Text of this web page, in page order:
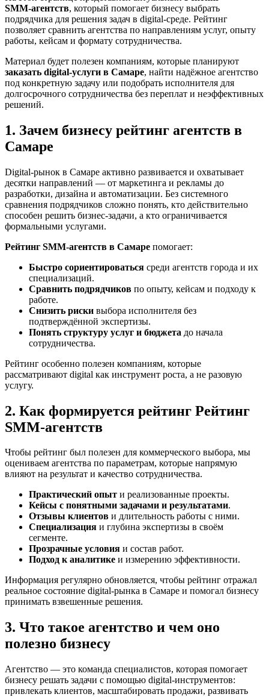
SMM‑агентств, который помогает бизнесу выбрать
подрядчика для решения задач в digital-среде. Рейтинг
позволяет сравнить агентства по направлениям услуг, опыту
работы, кейсам и формату сотрудничества.
Материал будет полезен компаниям, которые планируют
заказать digital-услуги в Самаре, найти надёжное агентство
под конкретную задачу или подобрать исполнителя для
долгосрочного сотрудничества без переплат и неэффективных
решений.
1. Зачем бизнесу рейтинг агентств в
Самаре
Digital-рынок в Самаре активно развивается и охватывает
десятки направлений — от маркетинга и рекламы до
разработки, дизайна и автоматизации. Без системного
сравнения подрядчиков сложно понять, кто действительно
способен решить бизнес-задачи, а кто ограничивается
формальными услугами.
Рейтинг SMM‑агентств в Самаре помогает:
Быстро сориентироваться среди агентств города и их
специализаций.
Сравнить подрядчиков по опыту, кейсам и подходу к
работе.
Снизить риски выбора исполнителя без
подтверждённой экспертизы.
Понять структуру услуг и бюджета до начала
сотрудничества.
Рейтинг особенно полезен компаниям, которые
рассматривают digital как инструмент роста, а не разовую
услугу.
2. Как формируется рейтинг Рейтинг
SMM‑агентств
Чтобы рейтинг был полезен для коммерческого выбора, мы
оцениваем агентства по параметрам, которые напрямую
влияют на результат и качество сотрудничества.
Практический опыт и реализованные проекты.
Кейсы с понятными задачами и результатами.
Отзывы клиентов и длительность работы с ними.
Специализация и глубина экспертизы в своём
сегменте.
Прозрачные условия и состав работ.
Подход к аналитике и измерению эффективности.
Информация регулярно обновляется, чтобы рейтинг отражал
реальное состояние digital-рынка в Самаре и помогал бизнесу
принимать взвешенные решения.
3. Что такое агентство и чем оно
полезно бизнесу
Агентство — это команда специалистов, которая помогает
бизнесу решать задачи с помощью digital-инструментов:
привлекать клиентов, масштабировать продажи, развивать